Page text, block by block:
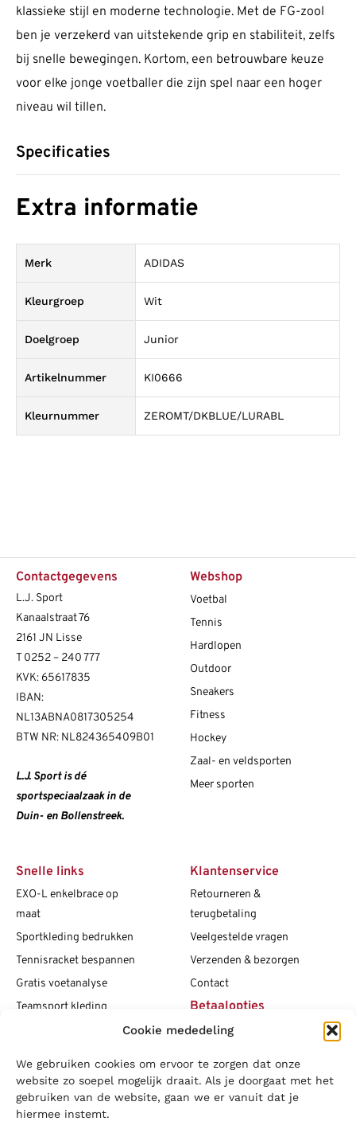
Cookie mededeling
We gebruiken cookies om ervoor te zorgen dat onze
website zo soepel mogelijk draait. Als je doorgaat met het
gebruiken van de website, gaan we er vanuit dat je
hiermee instemt.
klassieke stijl en moderne technologie. Met de FG-zool
ben je verzekerd van uitstekende grip en stabiliteit, zelfs
bij snelle bewegingen. Kortom, een betrouwbare keuze
voor elke jonge voetballer die zijn spel naar een hoger
niveau wil tillen.
Specificaties
Extra informatie
Merk ADIDAS
Kleurgroep Wit
Doelgroep Junior
Artikelnummer KI0666
Kleurnummer ZEROMT/DKBLUE/LURABL
Contactgegevens
L.J. Sport
Kanaalstraat 76
2161 JN Lisse
T0252 – 240 777
KVK: 65617835
IBAN:
NL13ABNA0817305254
BTW NR: NL824365409B01
L.J. Sport is dé
sportspeciaalzaak in de
Duin- en Bollenstreek.
Webshop
Voetbal
Tennis
Hardlopen
Outdoor
Sneakers
Fitness
Hockey
Zaal- en veldsporten
Meer sporten
Snelle links
EXO-L enkelbrace op
maat
Sportkleding bedrukken
Tennisracket bespannen
Gratis voetanalyse
Teamsport kleding
Vacatures
Blogs
Klantenservice
Retourneren &
terugbetaling
Veelgestelde vragen
Verzenden & bezorgen
Contact
Betaalopties
Social media